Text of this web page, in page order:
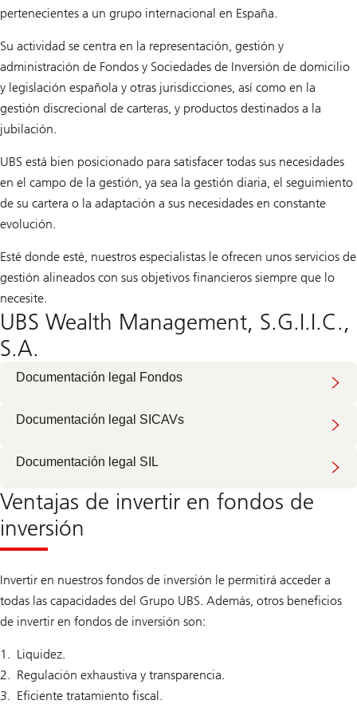
pertenecientes a un grupo internacional en España.
Su actividad se centra en la representación, gestión y
administración de Fondos y Sociedades de Inversión de domicilio
y legislación española y otras jurisdicciones, así como en la
gestión discrecional de carteras, y productos destinados a la
jubilación.
UBS está bien posicionado para satisfacer todas sus necesidades
en el campo de la gestión, ya sea la gestión diaria, el seguimiento
de su cartera o la adaptación a sus necesidades en constante
evolución.
Esté donde esté, nuestros especialistas le ofrecen unos servicios de
gestión alineados con sus objetivos financieros siempre que lo
necesite.
UBS Wealth Management, S.G.I.I.C.,
S.A.
Documentación legal Fondos
Documentación legal SICAVs
Documentación legal SIL
Ventajas de invertir en fondos de
inversión
Invertir en nuestros fondos de inversión le permitirá acceder a
todas las capacidades del Grupo UBS. Además, otros beneficios
de invertir en fondos de inversión son:
Liquidez.
Regulación exhaustiva y transparencia.
Eficiente tratamiento fiscal.